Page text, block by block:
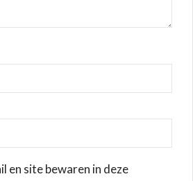
en site bewaren in deze